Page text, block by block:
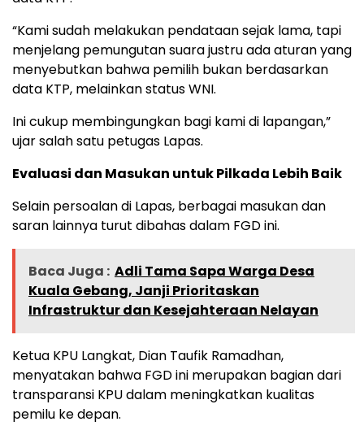
“Kami sudah melakukan pendataan sejak lama, tapi
menjelang pemungutan suara justru ada aturan yang
menyebutkan bahwa pemilih bukan berdasarkan
data KTP, melainkan status WNI.
Ini cukup membingungkan bagi kami di lapangan,”
ujar salah satu petugas Lapas.
Evaluasi dan Masukan untuk Pilkada Lebih Baik
Selain persoalan di Lapas, berbagai masukan dan
saran lainnya turut dibahas dalam FGD ini.
Baca Juga : Adli Tama Sapa Warga Desa
Kuala Gebang, Janji Prioritaskan
Infrastruktur dan Kesejahteraan Nelayan
Ketua KPU Langkat, Dian Taufik Ramadhan,
menyatakan bahwa FGD ini merupakan bagian dari
transparansi KPU dalam meningkatkan kualitas
pemilu ke depan.